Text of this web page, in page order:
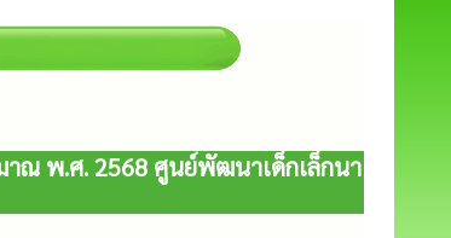
าณ พ.ศ. 2568 ศูนย์พัฒนาเด็กเล็กนา